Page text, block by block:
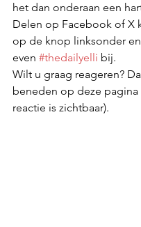
het dan onderaan een
Delen op Facebook of X
op de knop linksonder en
even #thedailyelli bij.
Wilt u graag reageren?
beneden op deze
reactie is zichtbaar).